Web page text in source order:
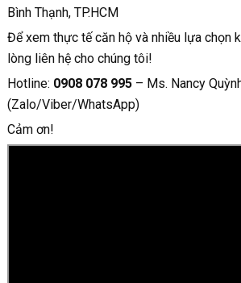
Bình Thạnh, TP.HCM
Để xem thực tế căn hộ và nhiều lựa chọn
lòng liên hệ cho chúng tôi!
Hotline: 0908 078 995– Ms. Nancy
(Zalo/Viber/WhatsApp)
Cảm ơn!